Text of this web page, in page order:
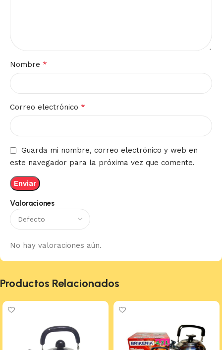
Valoraciones
No hay valoraciones aún.
Nombre *
Correo electrónico *
Guarda mi nombre, correo electrónico y web en
este navegador para la próxima vez que comente.
Productos Relacionados